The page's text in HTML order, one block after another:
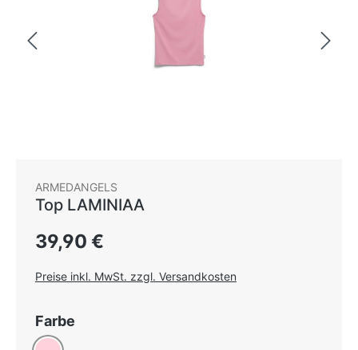
ARMEDANGELS
Top LAMINIAA
Regulärer Preis:
39,90 €
Preise inkl. MwSt. zzgl. Versandkosten
Farbe